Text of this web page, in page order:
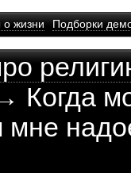
о жизни Подборки
Когда